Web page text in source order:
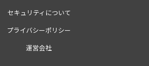
セキュリティについて
プライバシーポリシー
運営会社